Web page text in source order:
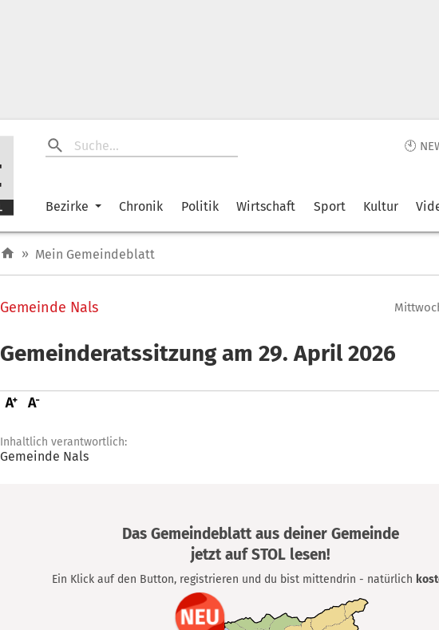
🕙
Bezirke Chronik Politik Wirtschaft Sport Kultur
» Mein Gemeindeblatt
Gemeinde Nals
Gemeinderatssitzung am 29. April 2026
Inhaltlich verantwortlich:
Gemeinde Nals
Das Gemeindeblatt aus deiner Gemeinde
jetzt auf STOL lesen!
Ein Klick auf den Button, registrieren und du bist mittendrin - natürlich